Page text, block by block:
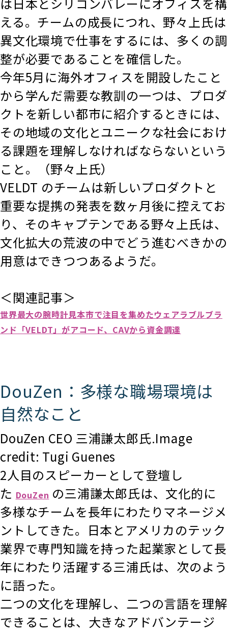
える。チームの成長につれ、野々上氏は
異文化環境で仕事をするには、多くの調
整が必要であることを確信した。
今年5月に海外オフィスを開設したこと
から学んだ需要な教訓の一つは、プロダ
クトを新しい都市に紹介するときには、
その地域の文化とユニークな社会におけ
る課題を理解しなければならないという
こと。（野々上氏）
VELDT のチームは新しいプロダクトと
重要な提携の発表を数ヶ月後に控えてお
り、そのキャプテンである野々上氏は、
文化拡大の荒波の中でどう進むべきかの
用意はできつつあるようだ。
＜関連記事＞
世界最大の腕時計見本市で注目を集めたウェアラブルブラ
ンド「VELDT」がアコード、CAVから資金調達
DouZen：多様な職場環境は
自然なこと
DouZen CEO 三浦謙太郎氏.Image
credit: Tugi Guenes
2人目のスピーカーとして登壇し
た DouZen の三浦謙太郎氏は、文化的に
多様なチームを長年にわたりマネージメ
ントしてきた。日本とアメリカのテック
業界で専門知識を持った起業家として長
年にわたり活躍する三浦氏は、次のよう
に語った。
二つの文化を理解し、二つの言語を理解
できることは、大きなアドバンテージ